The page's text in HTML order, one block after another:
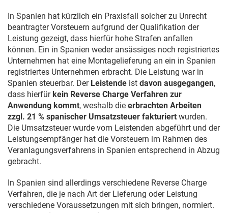
In Spanien hat kürzlich ein Praxisfall solcher zu Unrecht
beantragter Vorsteuern aufgrund der Qualifikation der
Leistung gezeigt, dass hierfür hohe Strafen anfallen
können. Ein in Spanien weder ansässiges noch registriertes
Unternehmen hat eine Montagelieferung an ein in Spanien
registriertes Unternehmen erbracht. Die Leistung war in
Spanien steuerbar. Der Leistende ist davon ausgegangen,
dass hierfürkein Reverse Charge Verfahren zur
Anwendung kommt, weshalb die erbrachten Arbeiten
zzgl. 21 % spanischer Umsatzsteuer fakturiert wurden.
Die Umsatzsteuer wurde vom Leistenden abgeführt und der
Leistungsempfänger hat die Vorsteuern im Rahmen des
Veranlagungsverfahrens in Spanien entsprechend in Abzug
gebracht.
In Spanien sind allerdings verschiedene Reverse Charge
Verfahren, die je nach Art der Lieferung oder Leistung
verschiedene Voraussetzungen mit sich bringen, normiert.